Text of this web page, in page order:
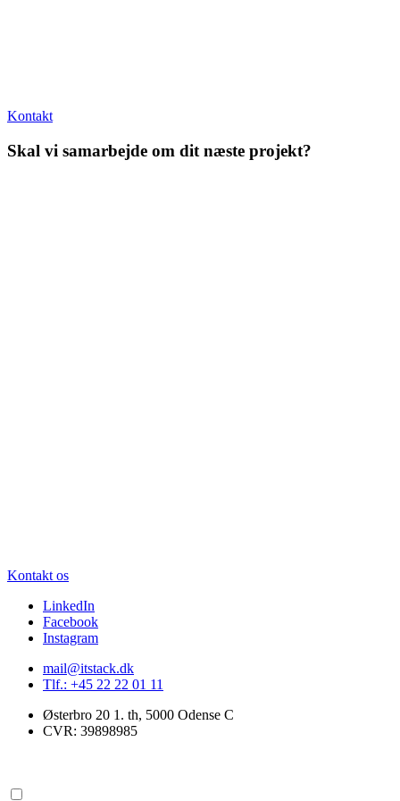
Kontakt
Skal vi samarbejde om dit næste projekt?
Kontakt os
LinkedIn
Facebook
Instagram
mail@itstack.dk
Tlf.: +45 22 22 01 11
Østerbro 20 1. th, 5000 Odense C
CVR: 39898985